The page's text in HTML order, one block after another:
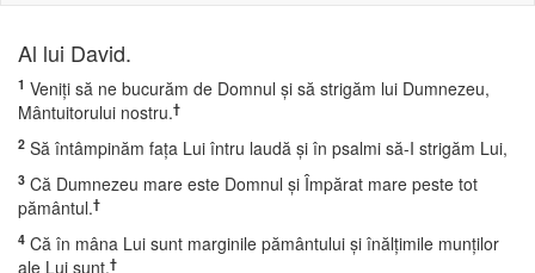
Al lui David.
1 Veniţi să ne bucurăm de Domnul şi să strigăm lui Dumnezeu,
Mântuitorului nostru.†
2 Să întâmpinăm faţa Lui întru laudă şi în psalmi să-I strigăm Lui,
3 Că Dumnezeu mare este Domnul şi Împărat mare peste tot
pământul.†
4 Că în mâna Lui sunt marginile pământului şi înălţimile munţilor
ale Lui sunt.†